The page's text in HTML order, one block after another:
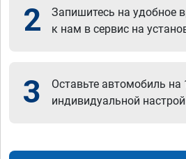
2
Запишитесь на удобное
к нам в сервис на
3
Оставьте автомобиль на
индивидуальной